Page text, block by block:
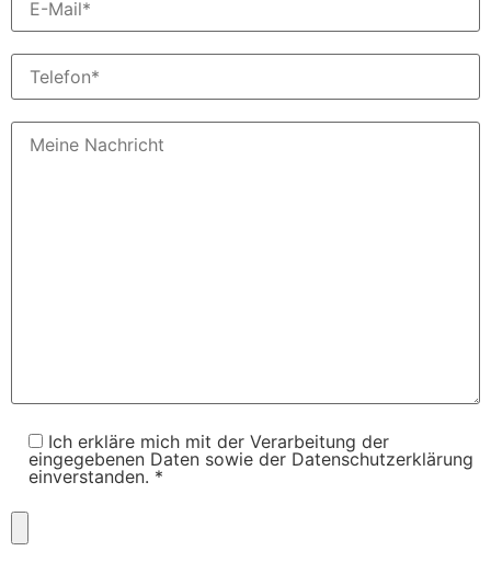
Ich erkläre mich mit der Verarbeitung der
eingegebenen Daten sowie der Datenschutzerklärung
einverstanden. *